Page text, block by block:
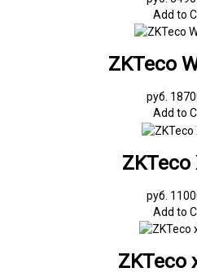
Add to
ZKTeco
руб.
Add to
ZKTeco
руб.
Add to
ZKTeco